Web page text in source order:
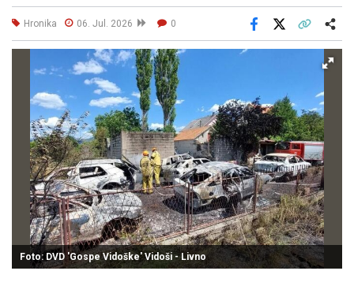
Hronika 06. Jul. 2026 0
Facebook
Foto: DVD 'Gospe Vidoške' Vidoši - Livno